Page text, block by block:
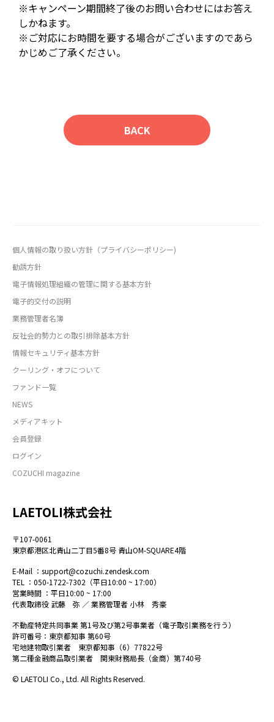
※キャンペーン期間終了後のお問い合わせにはお答え
しかねます。
※ご対応にお時間を要する場合がございますのであら
かじめご了承ください。
BACK
個人情報の取り扱い方針（プライバシーポリシー)
勧誘方針
電子情報処理組織の管理に関する基本方針
電子的交付の説明
業務管理者名簿
反社会的勢力との取引排除基本方針
情報セキュリティ基本方針
クーリング・オフについて
ファンド一覧
NEWS
メディアキット
会員登録
ログイン
COZUCHI magazine
LAETOLI株式会社
〒107-0061
東京都港区北青山二丁目5番8号 青山OM-SQUARE4階
E-Mail ： support@cozuchi.zendesk.com
TEL ： 050-1722-7302 （平日10:00 ~ 17:00）
営業時間 ：平日10:00 ~ 17:00
代表取締役 武藤 弥 ／ 業務管理者 小林 秀豪
不動産特定共同事業 第1号及び第2号事業者（電子取引業務を行う）
許可番号：東京都知事 第60号
宅地建物取引業者 東京都知事（6）77822号
第二種金融商品取引業者 関東財務局長（金商）第740号
© LAETOLI Co., Ltd. All Rights Reserved.